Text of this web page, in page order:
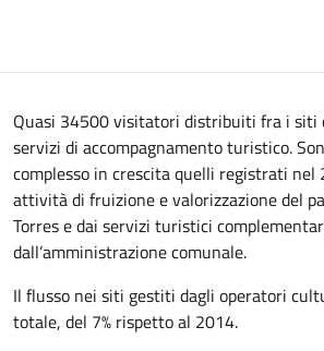
Quasi 34500 visitatori distribuiti fra i
servizi di accompagnamento turistico.
complesso in crescita quelli registrati
attività di fruizione e valorizzazione del
Torres e dai servizi turistici
dall’amministrazione comunale.
Il flusso nei siti gestiti dagli operatori
totale, del 7% rispetto al 2014.